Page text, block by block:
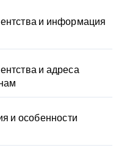
и информация
и адреса
и особенности